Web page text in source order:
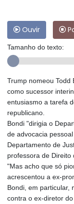
Ouvir
Tamanho do texto:
Trump nomeou Todd
como sucessor
entusiasmo a tarefa
republicano.
Bondi "dirigia o
de advocacia
Departamento de
professora de Direito
"Mas acho que só
acrescentou a ex-
Bondi, em particular,
contra o ex-diretor